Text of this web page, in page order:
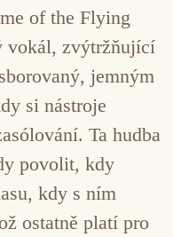
of the Flying
vokál, zvýtržňující
jemným
si nástroje
Ta hudba
povolit, kdy
kdy s ním
ostatně platí pro